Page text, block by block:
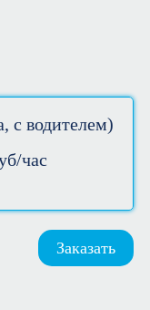
с водителем)
час
Заказать